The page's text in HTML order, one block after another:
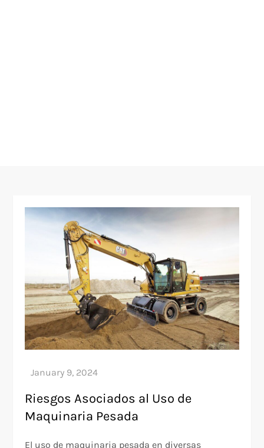
Riesgos Asociados al Uso de
Maquinaria Pesada
El uso de maquinaria pesada en diversas